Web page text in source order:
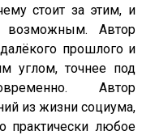
стоит за этим, и
возможным. Автор
прошлого и
углом, точнее под
Автор
из жизни социума,
практически любое